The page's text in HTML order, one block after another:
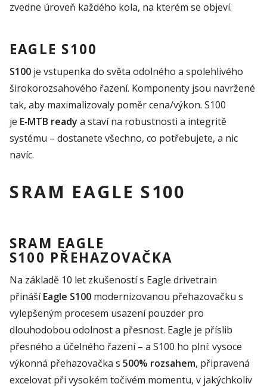
zvedne úroveň každého kola, na kterém se objeví.
EAGLE S100
S100 je vstupenka do světa odolného a spolehlivého
širokorozsahového řazení. Komponenty jsou navržené
tak, aby maximalizovaly poměr cena/výkon. S100
je E‑MTB ready a staví na robustnosti a integritě
systému – dostanete všechno, co potřebujete, a nic
navíc.
SRAM EAGLE S100
SRAM EAGLE
S100 PŘEHAZOVAČKA
Na základě 10 let zkušeností s Eagle drivetrain
přinášíEagle S100 modernizovanou přehazovačku s
vylepšeným procesem usazení pouzder pro
dlouhodobou odolnost a přesnost. Eagle je příslib
přesného a účelného řazení – a S100 ho plní: vysoce
výkonná přehazovačka s 500% rozsahem, připravená
excelovat při vysokém točivém momentu, v jakýchkoliv